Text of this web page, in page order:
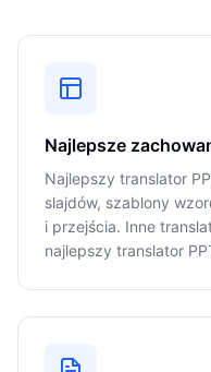
Najlepsze
Najlepszy translator
slajdów, szablony
i przejścia. Inne
najlepszy translator